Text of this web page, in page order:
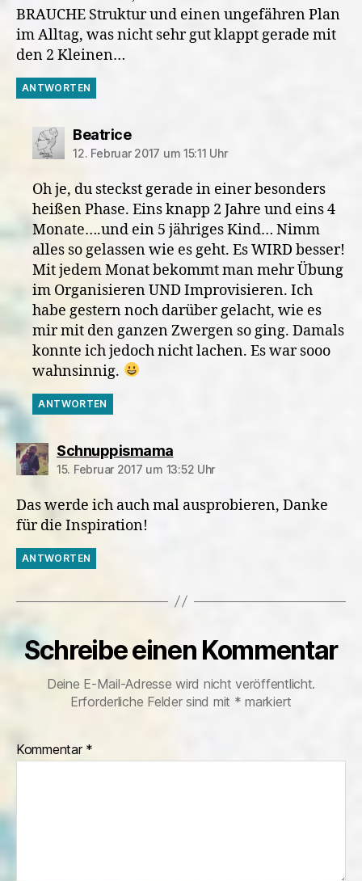
BRAUCHE Struktur und einen ungefähren Plan
im Alltag, was nicht sehr gut klappt gerade mit
den 2 Kleinen…
ANTWORTEN
Beatricesagt:
12. Februar 2017 um 15:11 Uhr
Oh je, du steckst gerade in einer besonders
heißen Phase. Eins knapp 2 Jahre und eins 4
Monate….und ein 5 jähriges Kind… Nimm
alles so gelassen wie es geht. Es WIRD besser!
Mit jedem Monat bekommt man mehr Übung
im Organisieren UND Improvisieren. Ich
habe gestern noch darüber gelacht, wie es
mir mit den ganzen Zwergen so ging. Damals
konnte ich jedoch nicht lachen. Es war sooo
wahnsinnig.
ANTWORTEN
Schnuppismamasagt:
15. Februar 2017 um 13:52 Uhr
Das werde ich auch mal ausprobieren, Danke
für die Inspiration!
ANTWORTEN
Schreibe einen Kommentar
Deine E-Mail-Adresse wird nicht veröffentlicht.
Erforderliche Felder sind mit * markiert
Kommentar *